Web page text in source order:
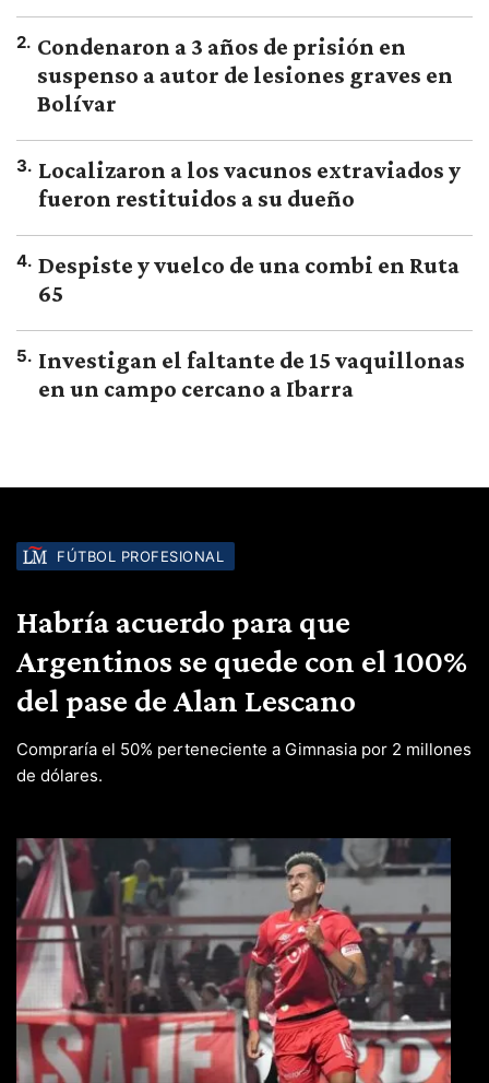
2. Condenaron a 3 años de prisión en
suspenso a autor de lesiones graves en
Bolívar
3. Localizaron a los vacunos extraviados y
fueron restituidos a su dueño
4. Despiste y vuelco de una combi en Ruta
65
5. Investigan el faltante de 15 vaquillonas
en un campo cercano a Ibarra
FÚTBOL PROFESIONAL
Habría acuerdo para que
Argentinos se quede con el 100%
del pase de Alan Lescano
Compraría el 50% perteneciente a Gimnasia por 2 millones
de dólares.